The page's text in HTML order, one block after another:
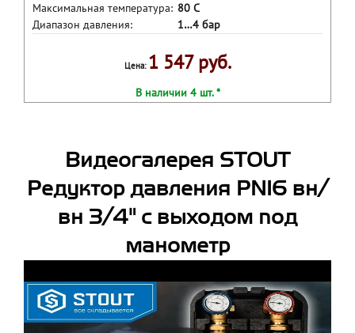
Максимальная температура: 80 С
Диапазон давления:
1…4 бар
Цена: 1 547 руб.
В наличии 4 шт. *
Видеогалерея STOUT
Редуктор давления PN16 вн/
вн 3/4" с выходом под
манометр